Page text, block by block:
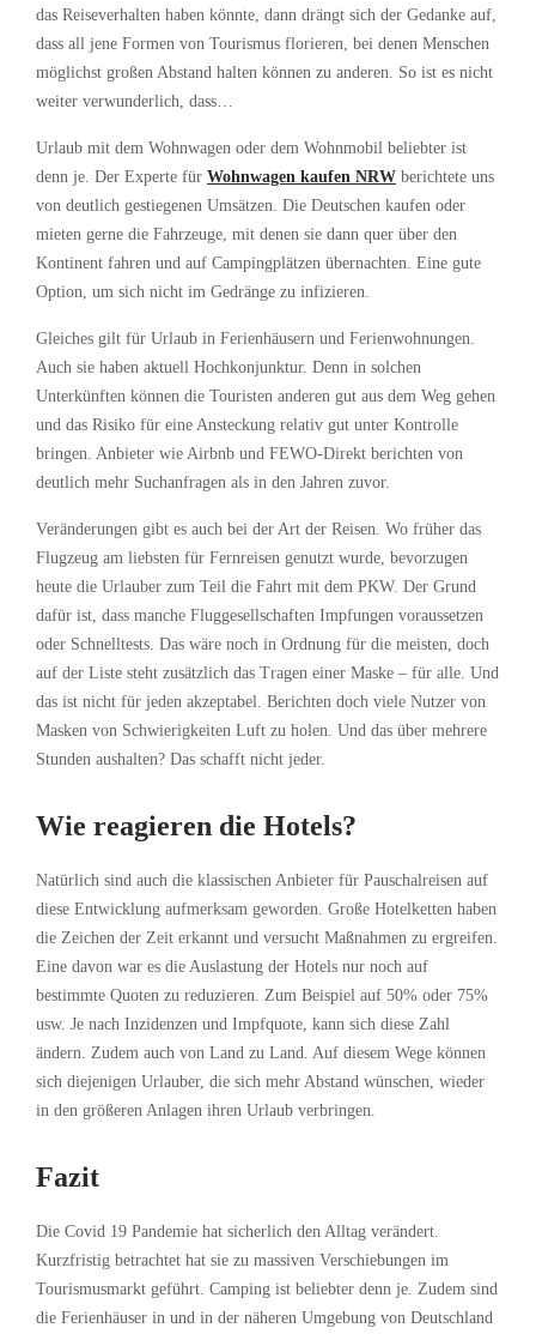
das Reiseverhalten haben könnte, dann drängt sich der Gedanke auf,
dass all jene Formen von Tourismus florieren, bei denen Menschen
möglichst großen Abstand halten können zu anderen. So ist es nicht
weiter verwunderlich, dass…
Urlaub mit dem Wohnwagen oder dem Wohnmobil beliebter ist
denn je. Der Experte für Wohnwagen kaufen NRW berichtete uns
von deutlich gestiegenen Umsätzen. Die Deutschen kaufen oder
mieten gerne die Fahrzeuge, mit denen sie dann quer über den
Kontinent fahren und auf Campingplätzen übernachten. Eine gute
Option, um sich nicht im Gedränge zu infizieren.
Gleiches gilt für Urlaub in Ferienhäusern und Ferienwohnungen.
Auch sie haben aktuell Hochkonjunktur. Denn in solchen
Unterkünften können die Touristen anderen gut aus dem Weg gehen
und das Risiko für eine Ansteckung relativ gut unter Kontrolle
bringen. Anbieter wie Airbnb und FEWO-Direkt berichten von
deutlich mehr Suchanfragen als in den Jahren zuvor.
Veränderungen gibt es auch bei der Art der Reisen. Wo früher das
Flugzeug am liebsten für Fernreisen genutzt wurde, bevorzugen
heute die Urlauber zum Teil die Fahrt mit dem PKW. Der Grund
dafür ist, dass manche Fluggesellschaften Impfungen voraussetzen
oder Schnelltests. Das wäre noch in Ordnung für die meisten, doch
auf der Liste steht zusätzlich das Tragen einer Maske – für alle. Und
das ist nicht für jeden akzeptabel. Berichten doch viele Nutzer von
Masken von Schwierigkeiten Luft zu holen. Und das über mehrere
Stunden aushalten? Das schafft nicht jeder.
Wie reagieren die Hotels?
Natürlich sind auch die klassischen Anbieter für Pauschalreisen auf
diese Entwicklung aufmerksam geworden. Große Hotelketten haben
die Zeichen der Zeit erkannt und versucht Maßnahmen zu ergreifen.
Eine davon war es die Auslastung der Hotels nur noch auf
bestimmte Quoten zu reduzieren. Zum Beispiel auf 50% oder 75%
usw. Je nach Inzidenzen und Impfquote, kann sich diese Zahl
ändern. Zudem auch von Land zu Land. Auf diesem Wege können
sich diejenigen Urlauber, die sich mehr Abstand wünschen, wieder
in den größeren Anlagen ihren Urlaub verbringen.
Fazit
Die Covid 19 Pandemie hat sicherlich den Alltag verändert.
Kurzfristig betrachtet hat sie zu massiven Verschiebungen im
Tourismusmarkt geführt. Camping ist beliebter denn je. Zudem sind
die Ferienhäuser in und in der näheren Umgebung von Deutschland